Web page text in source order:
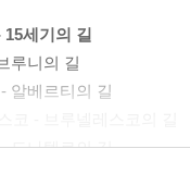
세기의 길
루니의 길
알베르티의 길
도나텔로의 길